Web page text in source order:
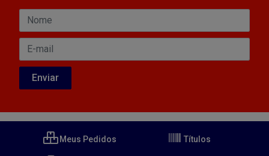
Meus Pedidos Títulos